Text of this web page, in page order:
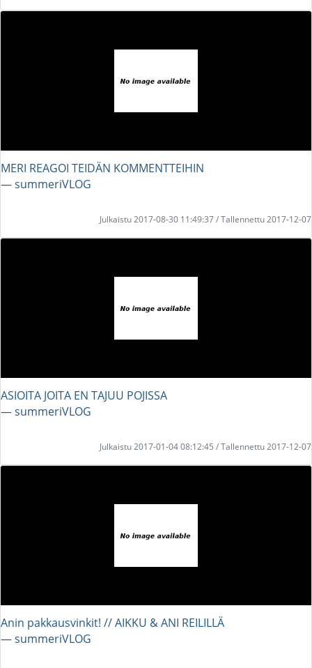
MERI REAGOI TEIDÄN KOMMENTTEIHIN
― summeriVLOG
Julkaistu 2017-08-30 11:49:37 / Tallennettu 2017-12-07
ASIOITA JOITA EN TAJUU POJISSA
― summeriVLOG
Julkaistu 2017-01-04 08:12:45 / Tallennettu 2017-12-07
Anin pakkausvinkit! // AIKKU & ANI REILILLÄ
― summeriVLOG